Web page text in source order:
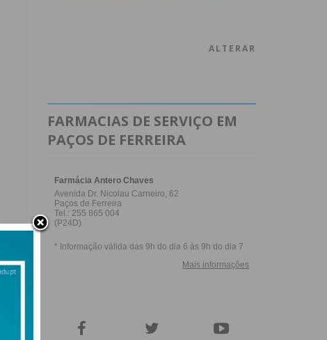
ALTERAR
FARMACIAS DE SERVIÇO EM
PAÇOS DE FERREIRA